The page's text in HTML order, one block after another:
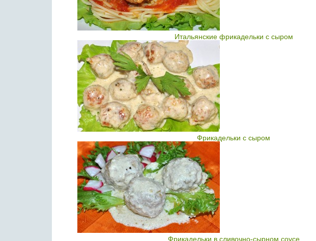
Итальянские фрикадельки с сыром
Фрикадельки с сыром
Фрикадельки в сливочно-сырном соусе